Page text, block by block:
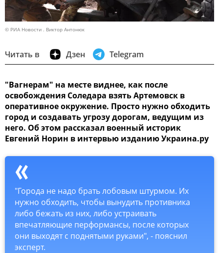
© РИА Новости . Виктор Антонюк
Читать в Дзен Telegram
"Вагнерам" на месте виднее, как после
освобождения Соледара взять Артемовск в
оперативное окружение. Просто нужно обходить
город и создавать угрозу дорогам, ведущим из
него. Об этом рассказал военный историк
Евгений Норин в интервью изданию Украина.ру
"Города не надо брать лобовым штурмом. Их
нужно обходить, чтобы вынудить противника
либо бежать из них, либо устраивать
впечатляющие перформансы, после которых
они выходят с поднятыми руками", - пояснил
эксперт.